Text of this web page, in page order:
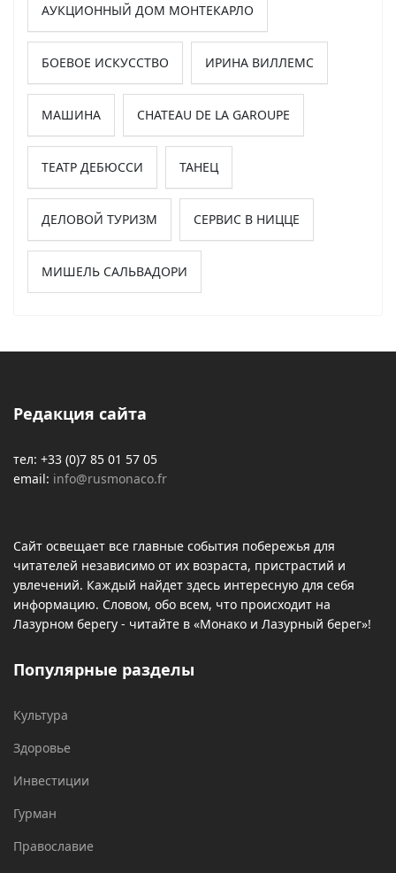
АУКЦИОННЫЙ ДОМ МОНТЕКАРЛО
БОЕВОЕ ИСКУССТВО ИРИНА ВИЛЛЕМС
МАШИНА CHATEAU DE LA GAROUPE
ТЕАТР ДЕБЮССИ ТАНЕЦ
ДЕЛОВОЙ ТУРИЗМ СЕРВИС В НИЦЦЕ
МИШЕЛЬ САЛЬВАДОРИ
Редакция сайта
тел: +33 (0)7 85 01 57 05
email: info@rusmonaco.fr
Сайт освещает все главные события побережья для
читателей независимо от их возраста, пристрастий и
увлечений. Каждый найдет здесь интересную для себя
информацию. Словом, обо всем, что происходит на
Лазурном берегу - читайте в «Монако и Лазурный берег»!
Популярные разделы
Культура
Здоровье
Инвестиции
Гурман
Православие